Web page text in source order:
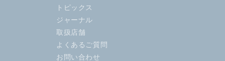
トピックス
ジャーナル
取扱店舗
よくあるご質問
お問い合わせ